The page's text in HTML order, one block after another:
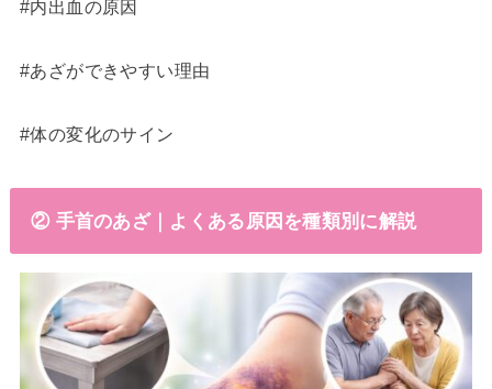
#内出血の原因
#あざができやすい理由
#体の変化のサイン
② 手首のあざ｜よくある原因を種類別に解説